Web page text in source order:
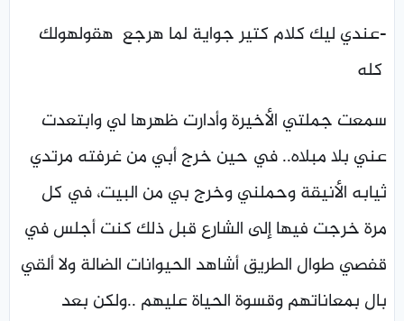
-عندي ليك كلام كتير جواية لما هرجع هقولهولك
كله
سمعت جملتي الأخيرة وأدارت ظهرها لي وابتعدت
عني بلا مبلاه.. في حين خرج أبي من غرفته مرتدي
ثيابه الأنيقة وحملني وخرج بي من البيت، في كل
مرة خرجت فيها إلى الشارع قبل ذلك كنت أجلس في
قفصي طوال الطريق أشاهد الحيوانات الضالة ولا ألقي
بال بمعاناتهم وقسوة الحياة عليهم ..ولكن بعد